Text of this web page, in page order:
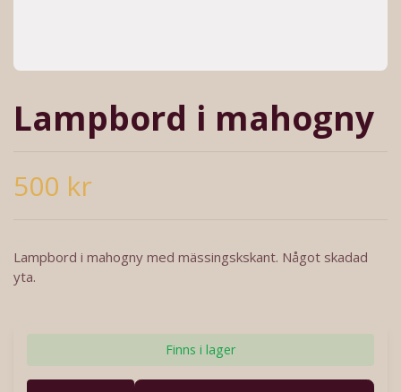
Lampbord i mahogny
500 kr
Lampbord i mahogny med mässingskskant. Något skadad
yta.
Finns i lager